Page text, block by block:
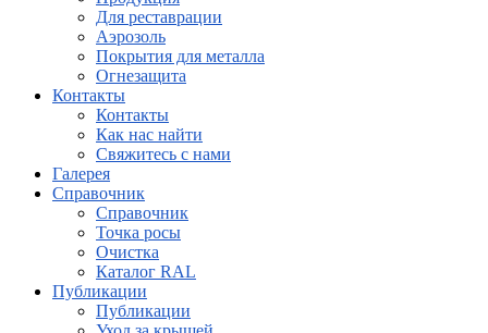
Для реставрации
Аэрозоль
Покрытия для металла
Огнезащита
Контакты
Контакты
Как нас найти
Свяжитесь с нами
Галерея
Справочник
Справочник
Точка росы
Очистка
Каталог RAL
Публикации
Публикации